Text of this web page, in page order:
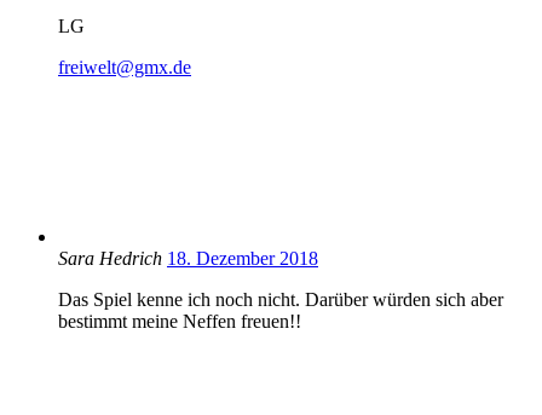
LG
freiwelt@gmx.de
Sara Hedrich 18. Dezember 2018
Das Spiel kenne ich noch nicht. Darüber würden sich aber
bestimmt meine Neffen freuen!!